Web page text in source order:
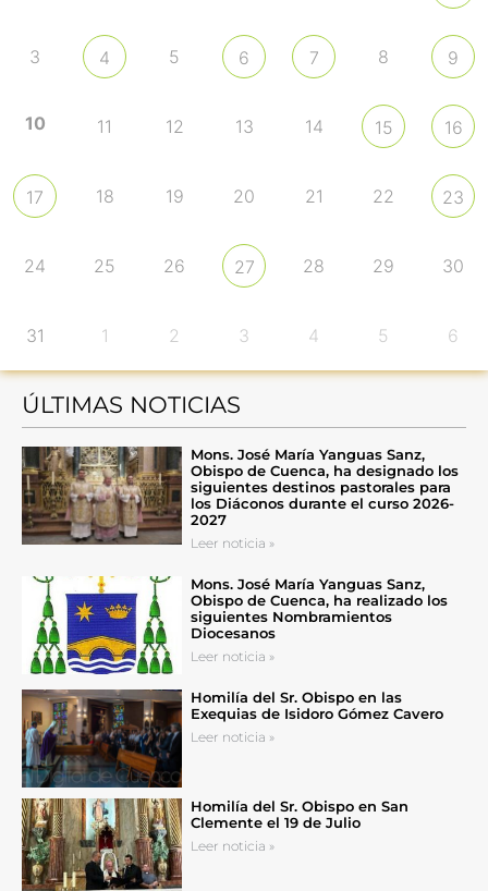
3 4 5 6 7 8 9
10 11 12 13 14 15 16
17 18 19 20 21 22 23
24 25 26 27 28 29 30
31 1 2 3 4 5 6
ÚLTIMAS NOTICIAS
Mons. José María Yanguas Sanz,
Obispo de Cuenca, ha designado los
siguientes destinos pastorales para
los Diáconos durante el curso 2026-
2027
Leer noticia »
Mons. José María Yanguas Sanz,
Obispo de Cuenca, ha realizado los
siguientes Nombramientos
Diocesanos
Leer noticia »
Homilía del Sr. Obispo en las
Exequias de Isidoro Gómez Cavero
Leer noticia »
Homilía del Sr. Obispo en San
Clemente el 19 de Julio
Leer noticia »